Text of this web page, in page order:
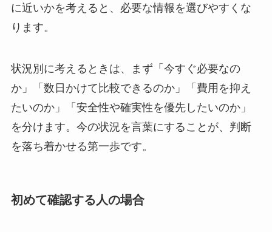
に近いかを考えると、必要な情報を選びやすくな
ります。
状況別に考えるときは、まず「今すぐ必要なの
か」「数日かけて比較できるのか」「費用を抑え
たいのか」「安全性や確実性を優先したいのか」
を分けます。 今の状況を言葉にすること が、判断
を落ち着かせる第一歩です。
初めて確認する人の場合